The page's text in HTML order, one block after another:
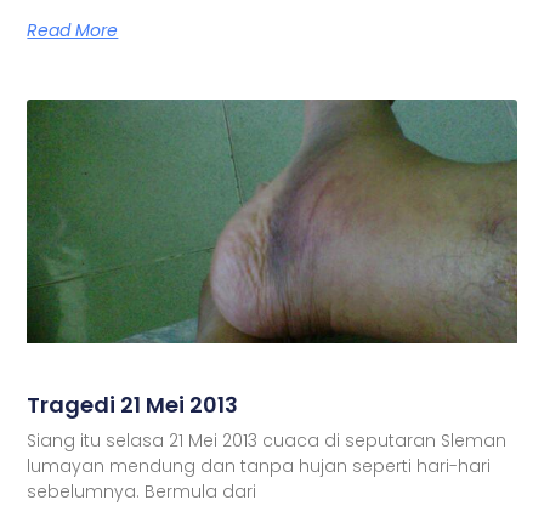
Read More
Tragedi 21 Mei 2013
Siang itu selasa 21 Mei 2013 cuaca di seputaran Sleman
lumayan mendung dan tanpa hujan seperti hari-hari
sebelumnya. Bermula dari